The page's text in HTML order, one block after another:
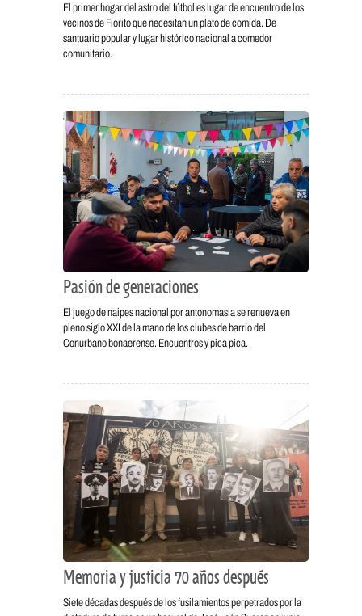
El primer hogar del astro del fútbol es lugar de encuentro de los
vecinos de Fiorito que necesitan un plato de comida. De
santuario popular y lugar histórico nacional a comedor
comunitario.
Pasión de generaciones
El juego de naipes nacional por antonomasia se renueva en
pleno siglo XXI de la mano de los clubes de barrio del
Conurbano bonaerense. Encuentros y pica pica.
Memoria y justicia 70 años después
Siete décadas después de los fusilamientos perpetrados por la